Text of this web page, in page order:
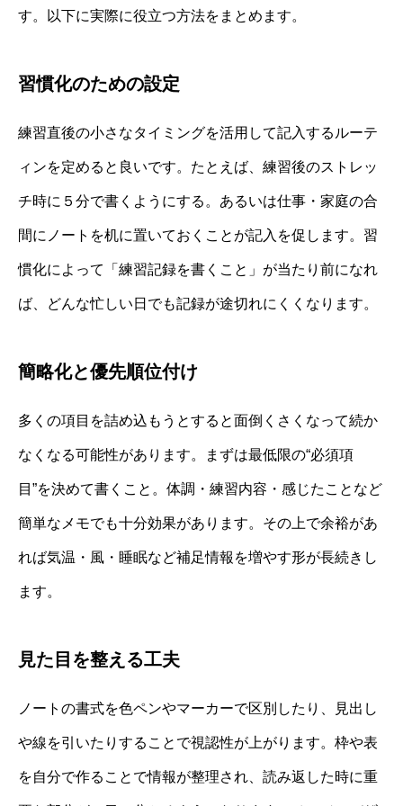
す。以下に実際に役立つ方法をまとめます。
習慣化のための設定
練習直後の小さなタイミングを活用して記入するルーテ
ィンを定めると良いです。たとえば、練習後のストレッ
チ時に５分で書くようにする。あるいは仕事・家庭の合
間にノートを机に置いておくことが記入を促します。習
慣化によって「練習記録を書くこと」が当たり前になれ
ば、どんな忙しい日でも記録が途切れにくくなります。
簡略化と優先順位付け
多くの項目を詰め込もうとすると面倒くさくなって続か
なくなる可能性があります。まずは最低限の“必須項
目”を決めて書くこと。体調・練習内容・感じたことなど
簡単なメモでも十分効果があります。その上で余裕があ
れば気温・風・睡眠など補足情報を増やす形が長続きし
ます。
見た目を整える工夫
ノートの書式を色ペンやマーカーで区別したり、見出し
や線を引いたりすることで視認性が上がります。枠や表
を自分で作ることで情報が整理され、読み返した時に重